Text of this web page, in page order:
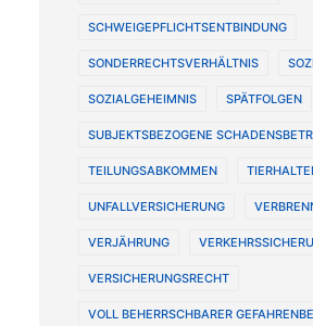
SCHWEIGEPFLICHTSENTBINDUNG
SONDERRECHTSVERHÄLTNIS
SOZIALGEHEIMNIS SPÄTFOLGEN
SUBJEKTSBEZOGENE
TEILUNGSABKOMMEN
UNFALLVERSICHERUNG
VERJÄHRUNG
VERSICHERUNGSRECHT
VOLL BEHERRSCHBARER